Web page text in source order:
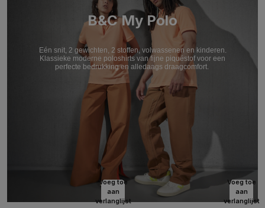
B&C My Polo
Eén snit, 2 gewichten, 2 stoffen, volwassenen en kinderen.
Klassieke moderne poloshirts van fijne piquéstof voor een
perfecte bedrukking en alledaags draagcomfort.
Voeg toe
aan
verlanglijst
Voeg toe
aan
verlanglijst